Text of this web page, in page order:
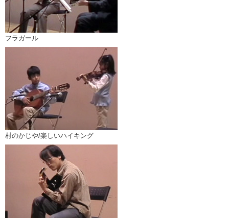
フラガール
村のかじや/楽しいハイキング